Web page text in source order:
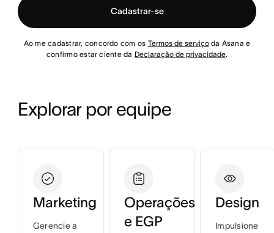
Cadastrar-se
Ao me cadastrar, concordo com os Termos de serviçoda Asana e
confirmo estar ciente da Declaração de privacidade.
Explorar por equipe
Marketing
Gerencie a
Operações
e EGP
Design
Impulsione